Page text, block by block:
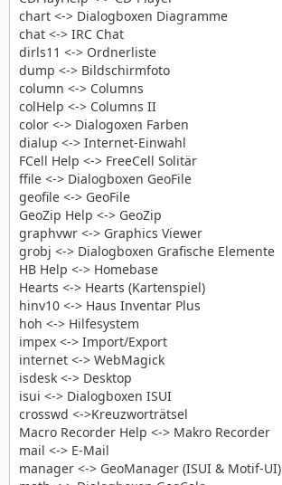
chart <-> Dialogboxen Diagramme
chat <-> IRC Chat
dirls11 <-> Ordnerliste
dump <-> Bildschirmfoto
column <-> Columns
colHelp <-> Columns II
color <-> Dialogoxen Farben
dialup <-> Internet-Einwahl
FCell Help <-> FreeCell Solitär
ffile <-> Dialogboxen GeoFile
geofile <-> GeoFile
GeoZip Help <-> GeoZip
graphvwr <-> Graphics Viewer
grobj <-> Dialogboxen Grafische Elemente
HB Help <-> Homebase
Hearts <-> Hearts (Kartenspiel)
hinv10 <-> Haus Inventar Plus
hoh <-> Hilfesystem
impex <-> Import/Export
internet <-> WebMagick
isdesk <-> Desktop
isui <-> Dialogboxen ISUI
crosswd <->Kreuzworträtsel
Macro Recorder Help <-> Makro Recorder
mail <-> E-Mail
manager <-> GeoManager (ISUI & Motif-UI)